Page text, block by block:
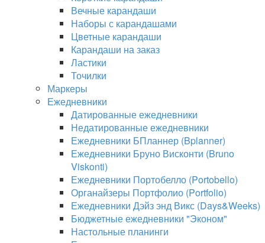
Вечные карандаши
Наборы с карандашами
Цветные карандаши
Карандаши на заказ
Ластики
Точилки
Маркеры
Ежедневники
Датированные ежедневники
Недатированные ежедневники
Ежедневники БПланнер (Bplanner)
Ежедневники Бруно Висконти (Bruno
Viskonti)
Ежедневники Портобелло (Portobello)
Органайзеры Портфолио (Portfolio)
Ежедневники Дэйз энд Викс (Days&Weeks)
Бюджетные ежедневники "Эконом"
Настольные планинги